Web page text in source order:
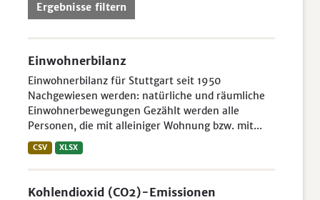
Ergebnisse filtern
Einwohnerbilanz
Einwohnerbilanz für Stuttgart seit 1950
Nachgewiesen werden: natürliche und räumliche
Einwohnerbewegungen Gezählt werden alle
Personen, die mit alleiniger Wohnung bzw. mit...
CSV XLSX
Kohlendioxid (CO2)-Emissionen